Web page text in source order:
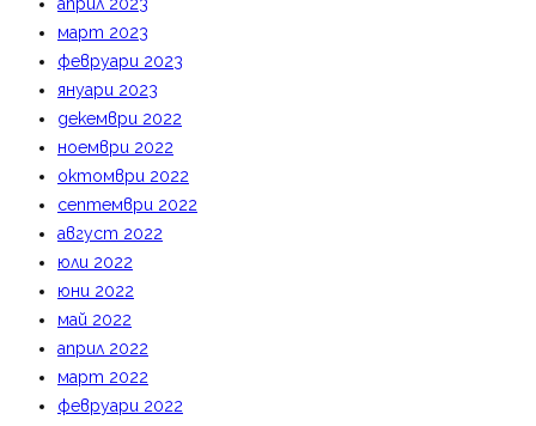
март 2023
февруари 2023
януари 2023
декември 2022
ноември 2022
октомври 2022
септември 2022
август 2022
юли 2022
юни 2022
май 2022
април 2022
март 2022
февруари 2022